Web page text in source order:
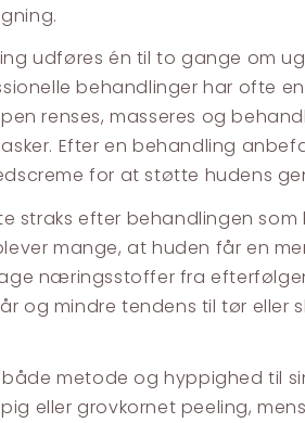
udføres én til to gange om
behandlinger har ofte
renses, masseres og
Efter en behandling
for at støtte hudens
straks efter behandlingen
mange, at huden får en
næringsstoffer fra
og mindre tendens til tør
metode og hyppighed til
eller grovkornet peeling,